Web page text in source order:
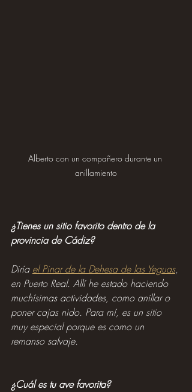
Alberto con un compañero durante un
anillamiento
¿Tienes un sitio favorito dentro de la
provincia de Cádiz?
Diría el Pinar de la Dehesa de las Yeguas,
en Puerto Real. Allí he estado haciendo
muchísimas actividades, como anillar o
poner cajas nido. Para mí, es un sitio
muy especial porque es como un
remanso salvaje.
¿Cuál es tu ave favorita?